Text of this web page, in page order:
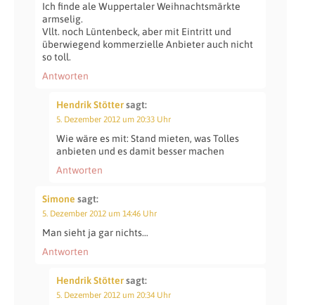
Ich finde ale Wuppertaler Weihnachtsmärkte
armselig.
Vllt. noch Lüntenbeck, aber mit Eintritt und
überwiegend kommerzielle Anbieter auch nicht
so toll.
Antworten
Hendrik Stöttersagt:
5. Dezember 2012 um 20:33 Uhr
Wie wäre es mit: Stand mieten, was Tolles
anbieten und es damit besser machen
Antworten
Simone sagt:
5. Dezember 2012 um 14:46 Uhr
Man sieht ja gar nichts…
Antworten
Hendrik Stöttersagt:
5. Dezember 2012 um 20:34 Uhr